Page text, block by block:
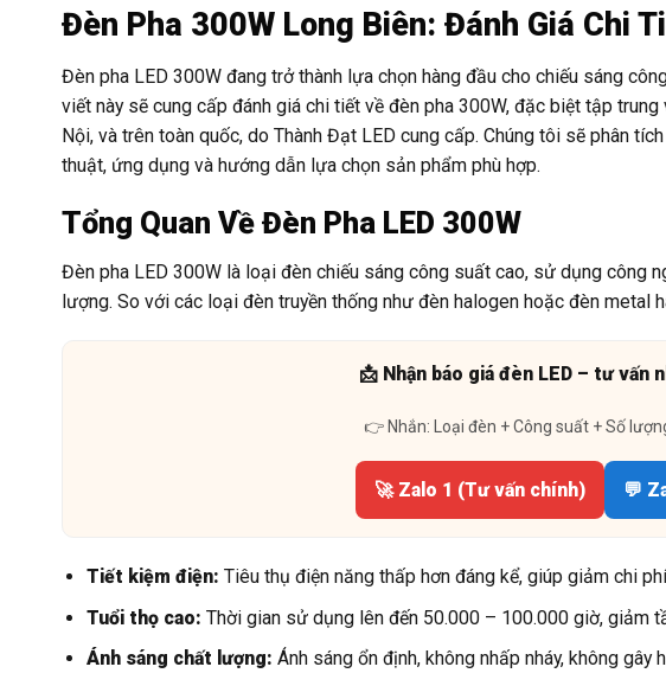
Đèn Pha 300W Long Biên: Đánh Giá Chi
Đèn pha LED 300W đang trở thành lựa chọn hàng đầu cho chiếu sáng
viết này sẽ cung cấp đánh giá chi tiết về đèn pha 300W, đặc biệt tập
Nội, và trên toàn quốc, do Thành Đạt LED cung cấp. Chúng tôi sẽ phân
thuật, ứng dụng và hướng dẫn lựa chọn sản phẩm phù hợp.
Tổng Quan Về Đèn Pha LED 300W
Đèn pha LED 300W là loại đèn chiếu sáng công suất cao, sử dụng công
lượng. So với các loại đèn truyền thống như đèn halogen hoặc đèn metal
📩 Nhận báo giá đèn LED – tư vấn
👉 Nhắn: Loại đèn + Công suất + Số
🚀 Zalo 1 (Tư vấn chính) 💬
Tiết kiệm điện: Tiêu thụ điện năng thấp hơn đáng kể, giúp giảm chi
Tuổi thọ cao: Thời gian sử dụng lên đến 50.000 – 100.000 giờ, giảm
Ánh sáng chất lượng: Ánh sáng ổn định, không nhấp nháy, không gây